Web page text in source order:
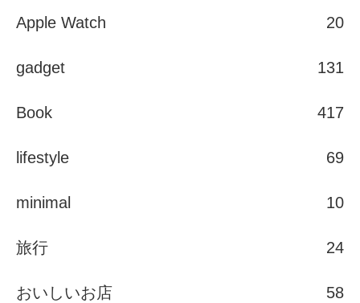
Apple Watch 20
gadget 131
Book 417
lifestyle 69
minimal 10
旅行 24
おいしいお店 58